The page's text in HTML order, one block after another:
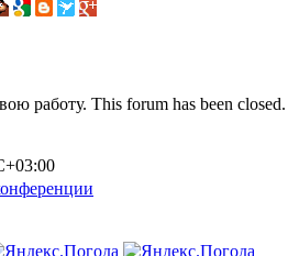
работу. This forum has been closed.